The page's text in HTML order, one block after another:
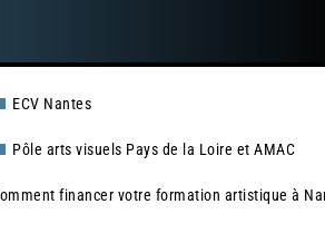
ECV Nantes
Pôle arts visuels Pays de la Loire et AMAC
financer votre formation artistique à